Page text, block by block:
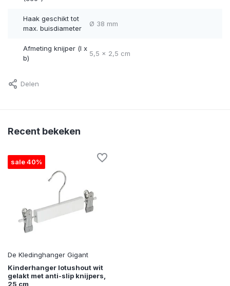
Haak geschikt tot
max. buisdiameter
Ø 38 mm
Afmeting knijper (l x
b)
5,5 x 2,5 cm
Delen
Recent bekeken
sale 40%
De Kledinghanger Gigant
Kinderhanger lotushout wit
gelakt met anti-slip knijpers,
25 cm